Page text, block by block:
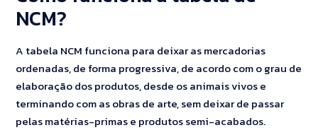
NCM?
A tabela NCM funciona para deixar as mercadorias
ordenadas, de forma progressiva, de acordo com o grau de
elaboração dos produtos, desde os animais vivos e
terminando com as obras de arte, sem deixar de passar
pelas matérias-primas e produtos semi-acabados.